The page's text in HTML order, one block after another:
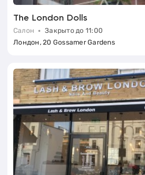
The London Dolls
Салон
Закрыто до 11:00
Лондон, 20 Gossamer Gardens